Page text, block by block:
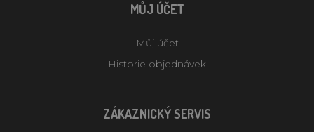
MŮJ ÚČET
Můj účet
Historie objednávek
ZÁKAZNICKÝ SERVIS